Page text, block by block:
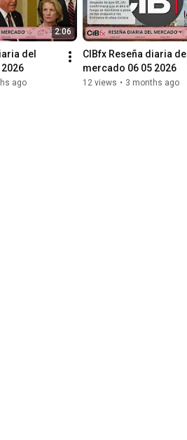
2:06
del
ago
CIBfx Reseña diaria del
mercado 06 05 2026
12 views • 3 months ago